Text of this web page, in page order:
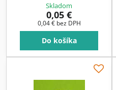
Skladom
0,05 €
0,04 € bez DPH
Do košíka